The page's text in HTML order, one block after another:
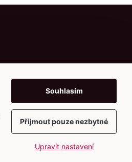
VytvořilwebProgress
Souhlasím
Přijmout pouze nezbytné
Upravit nastavení